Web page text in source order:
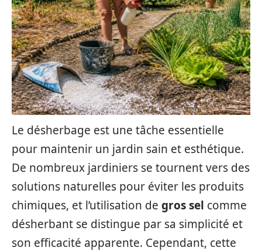
Le désherbage est une tâche essentielle
pour maintenir un jardin sain et esthétique.
De nombreux jardiniers se tournent vers des
solutions naturelles pour éviter les produits
chimiques, et l’utilisation de gros sel comme
désherbant se distingue par sa simplicité et
son efficacité apparente. Cependant, cette